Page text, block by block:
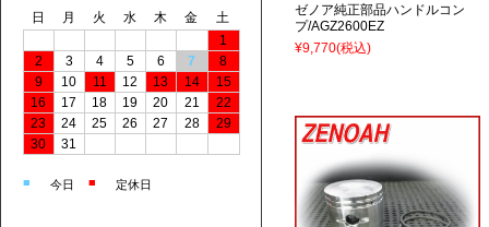
ゼノア純正部品ハンドルコン
プ/AGZ2600EZ
¥9,770(税込)
日 月 火 水 木 金
土
1
2
3 4 5 6 7
8
9
10 11 12 13 14
15
16
17 18 19 20 21
22
23
24 25 26 27 28
29
30
31
■ 今日 ■ 定休日